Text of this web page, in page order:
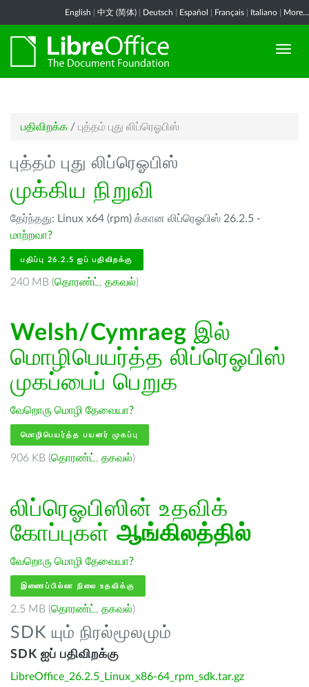
English 中文 (简体) Deutsch Español Français Italiano More...
பதிவிறக்க / புத்தம் புது லிப்ரெஓபிஸ்
புத்தம் புது லிப்ரெஓபிஸ்
முக்கிய நிறுவி
தேர்ந்தது: Linux x64 (rpm) க்கான லிப்ரெஓபிஸ் 26.2.5 -
மாற்றவா?
பதிப்பு 26.2.5 ஐப் பதிவிறக்கு
240 MB (தொரண்ட் , தகவல்)
Welsh/Cymraeg இல்
மொழிபெயர்த்த லிப்ரெஓபிஸ்
முகப்பைப் பெறுக
வேறொரு மொழி தேவையா?
மொழிபெயர்த்த பயனர் முகப்பு
906 KB (தொரண்ட் , தகவல்)
லிப்ரெஓபிஸின் உதவிக்
கோப்புகள் ஆங்கிலத்தில்
வேறொரு மொழி தேவையா?
இணைப்பில்லா நிலை உதவிக்கு
2.5 MB (தொரண்ட் , தகவல்)
SDK யும் நிரல்மூலமும்
SDK ஐப் பதிவிறக்கு
LibreOffice_26.2.5_Linux_x86-64_rpm_sdk.tar.gz